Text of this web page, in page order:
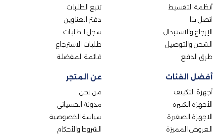
عن المتجر
من نحن
مدونة الحسياني
سياسة الخصوصية
الشروط والأحكام
أنظمة التقسيط
اتصل بنا
الإرجاع والاستبدال
الشحن والتوصيل
طرق الدفع
تتبع الطلبات
دفتر العناوين
سجل الطلبات
طلبات الاسترجاع
قائمة المفضلة
أفضل الفئات
أجهزة التكييف
الأجهزة الكبيرة
الاجهزة الصغيرة
العروض المميزة